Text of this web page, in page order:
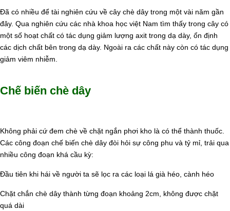
Đã có nhiều để tài nghiên cứu về cây chè dây trong một vài năm gần
đây. Qua nghiên cứu các nhà khoa học việt Nam tìm thấy trong cây có
một số hoạt chất có tác dụng giảm lượng axit trong dạ dày, ổn định
các dịch chất bên trong dạ dày. Ngoài ra các chất này còn có tác dụng
giảm viêm nhiễm.
Chế biến chè dây
Không phải cứ đem chè về chặt ngắn phơi kho là có thể thành thuốc.
Các công đoạn chế biến chè dây đòi hỏi sự công phu và tỷ mỉ, trải qua
nhiều công đoạn khá cầu kỳ:
Đầu tiên khi hái về người ta sẽ lọc ra các loại lá già héo, cành héo
Chặt chắn chè dây thành từng đoạn khoảng 2cm, không được chặt
quá dài